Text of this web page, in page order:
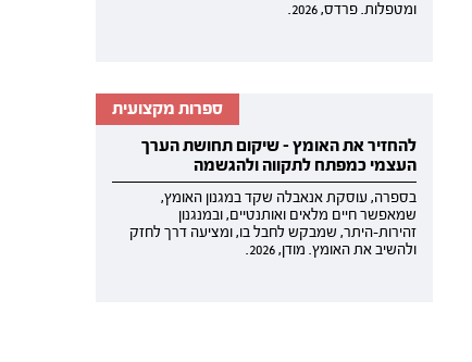
ומטפלות. פרדס, 2026.
ספרות מקצועית
להחזיר את האומץ - שיקום תחושת הערך
העצמי כמפתח לתקווה ולהגשמה
בספרה, עוסקת אנאבלה שקד במגנון האומץ,
שמאפשר חיים מלאים ואותנטיים, ובמנגנון
זהירות-היתר, שמבקש לחבל בו, ומציעה דרך לחזק
ולהשיב את האומץ. מודן, 2026.